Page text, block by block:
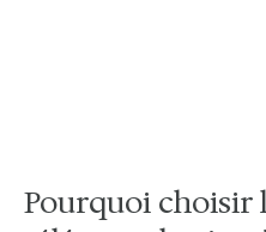
Pourquoi choisir